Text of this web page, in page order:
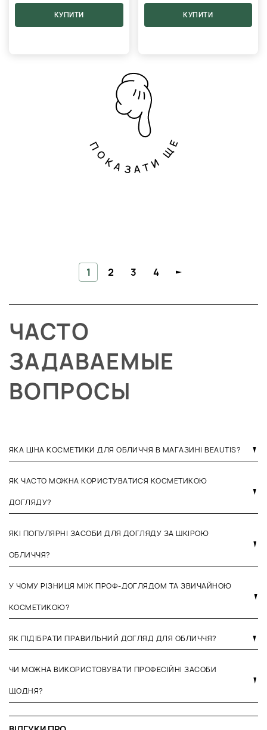
КУПИТИ КУПИТИ
ПОКАЗАТИ ЩЕ
1 2 3 4
ЧАСТО
ЗАДАВАЕМЫЕ
ВОПРОСЫ
ЯКА ЦІНА КОСМЕТИКИ ДЛЯ ОБЛИЧЧЯ В МАГАЗИНІ BEAUTIS?
ЯК ЧАСТО МОЖНА КОРИСТУВАТИСЯ КОСМЕТИКОЮ
ДОГЛЯДУ?
ЯКІ ПОПУЛЯРНІ ЗАСОБИ ДЛЯ ДОГЛЯДУ ЗА ШКІРОЮ
ОБЛИЧЧЯ?
У ЧОМУ РІЗНИЦЯ МІЖ ПРОФ-ДОГЛЯДОМ ТА ЗВИЧАЙНОЮ
КОСМЕТИКОЮ?
ЯК ПІДІБРАТИ ПРАВИЛЬНИЙ ДОГЛЯД ДЛЯ ОБЛИЧЧЯ?
ЧИ МОЖНА ВИКОРИСТОВУВАТИ ПРОФЕСІЙНІ ЗАСОБИ
ЩОДНЯ?